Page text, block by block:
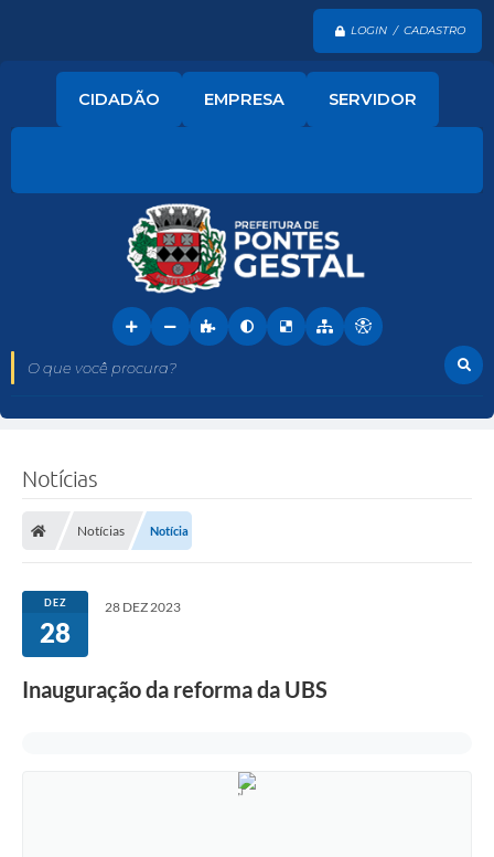
LOGIN / CADASTRO
O que você procura?
CIDADÃO EMPRESA SERVIDOR
Notícias
Notícias Notícia
DEZ
28
28 DEZ 2023
Inauguração da reforma da UBS